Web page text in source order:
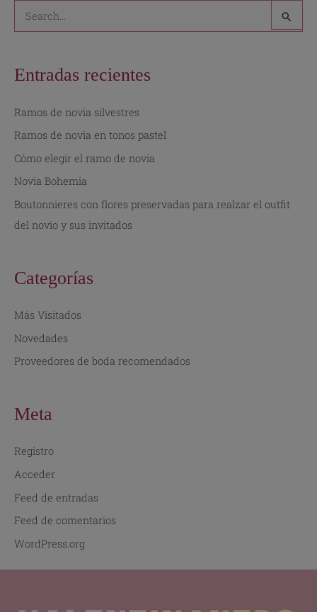
c
p
o
r
:
Entradas recientes
Ramos de novia silvestres
Ramos de novia en tonos pastel
Cómo elegir el ramo de novia
Novia Bohemia
Boutonnieres con flores preservadas para realzar el outfit
del novio y sus invitados
Categorías
Más Visitados
Novedades
Proveedores de boda recomendados
Meta
Registro
Acceder
Feed de entradas
Feed de comentarios
WordPress.org